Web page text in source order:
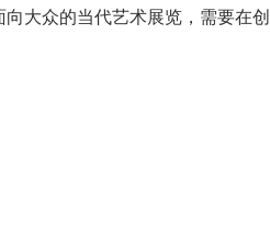
大众的当代艺术展览，需要在创